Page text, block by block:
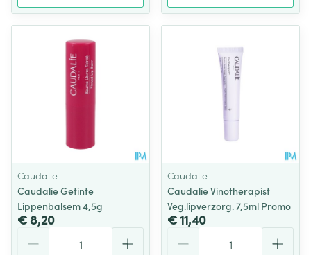
Caudalie
Caudalie Getinte
Lippenbalsem 4,5g
€ 8,20
Caudalie
Caudalie Vinotherapist
Veg.lipverzorg. 7,5ml Promo
€ 11,40